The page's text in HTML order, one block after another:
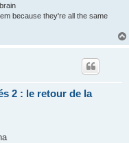
because they're all the same
2 : le retour de la